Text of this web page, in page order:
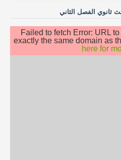
ثانوي الفصل الثاني
Failed to fetch Error: URL
exactly the same domain as
here for